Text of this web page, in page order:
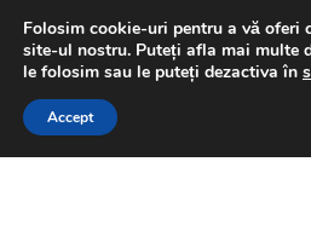
LIVRARE de la 33 lei
luni-vineri 9 a.m. - 4 p.m.
Sari
Sari
Folosim cookie-uri pentru a vă oferi
site-ul nostru. Puteți afla mai multe
le folosim sau le puteți dezactiva în
Accept